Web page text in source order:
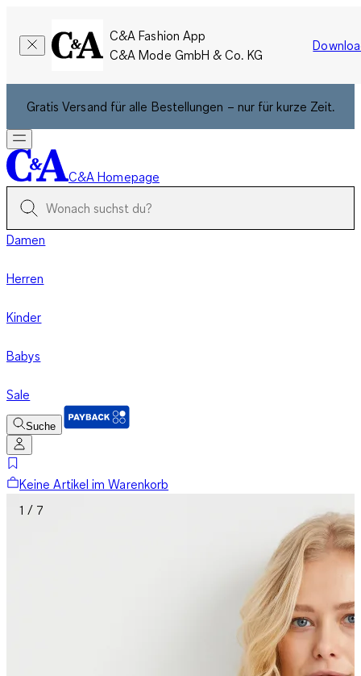
C&A Fashion App
C&A Mode GmbH & Co. KG
Gratis Versand für alle Bestellungen – nur für kurze Zeit.
C&A Homepage
Damen
Herren
Kinder
Babys
Sale
Suche
Keine Artikel im Warenkorb
1 / 7